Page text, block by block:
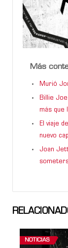
Más
Murió
Billie
más que
El viaje
nuevo
Joan
NOTICIAS